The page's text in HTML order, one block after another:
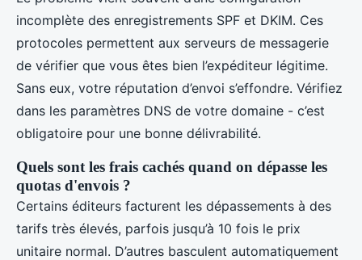
incomplète des enregistrements SPF et DKIM. Ces
protocoles permettent aux serveurs de messagerie
de vérifier que vous êtes bien l’expéditeur légitime.
Sans eux, votre réputation d’envoi s’effondre. Vérifiez
dans les paramètres DNS de votre domaine - c’est
obligatoire pour une bonne délivrabilité.
Quels sont les frais cachés quand on dépasse les
quotas d'envois ?
Certains éditeurs facturent les dépassements à des
tarifs très élevés, parfois jusqu’à 10 fois le prix
unitaire normal. D’autres basculent automatiquement